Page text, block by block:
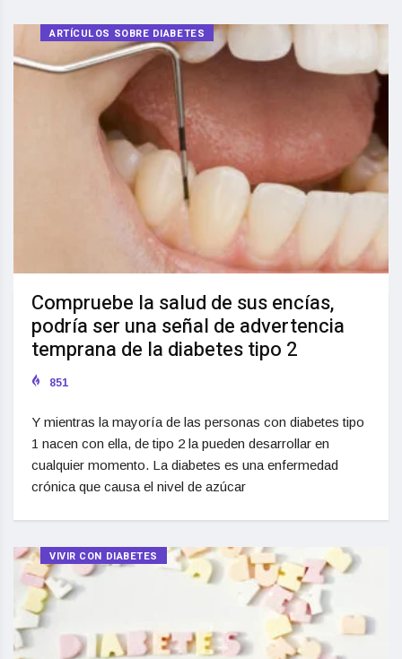
ARTÍCULOS SOBRE DIABETES
Compruebe la salud de sus encías,
podría ser una señal de advertencia
temprana de la diabetes tipo 2
851
Y mientras la mayoría de las personas con diabetes tipo
1 nacen con ella, de tipo 2 la pueden desarrollar en
cualquier momento. La diabetes es una enfermedad
crónica que causa el nivel de azúcar
VIVIR CON DIABETES